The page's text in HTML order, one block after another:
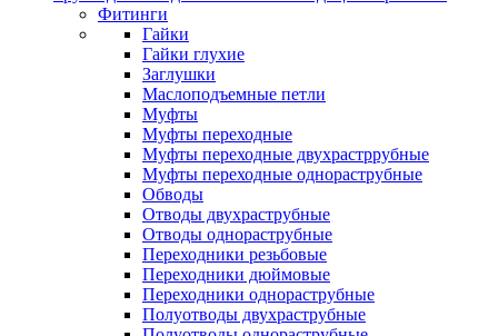
Фитинги
Гайки
Гайки глухие
Заглушки
Маслоподъемные петли
Муфты
Муфты переходные
Муфты переходные двухрастррубные
Муфты переходные однораструбные
Обводы
Отводы двухраструбные
Отводы однораструбные
Переходники резьбовые
Переходники дюймовые
Переходники однораструбные
Полуотводы двухраструбные